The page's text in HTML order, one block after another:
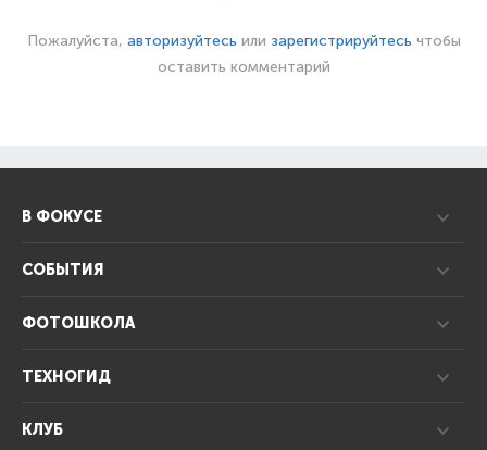
Пожалуйста, авторизуйтесь или зарегистрируйтесь чтобы
оставить комментарий
В ФОКУСЕ
СОБЫТИЯ
ФОТОШКОЛА
ТЕХНОГИД
КЛУБ